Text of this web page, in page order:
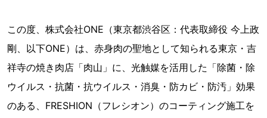
この度、株式会社ONE（東京都渋谷区：代表取締役 今上政
剛、以下ONE）は、赤身肉の聖地として知られる東京・吉
祥寺の焼き肉店「肉山」に、光触媒を活用した「除菌・除
ウイルス・抗菌・抗ウイルス・消臭・防カビ・防汚」効果
のある、FRESHION（フレシオン）のコーティング施工を